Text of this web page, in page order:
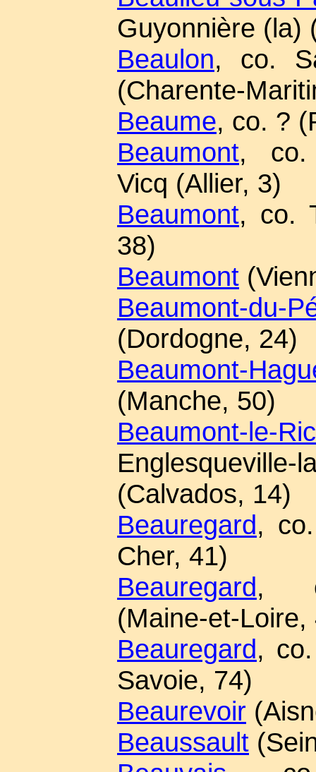
Guyonnière (la)
Beaulon, co.
(Charente-
Beaume, co. ?
Beaumont, co.
Vicq (Allier, 3)
Beaumont, co.
38)
Beaumont
Beaumont-du-
(Dordogne, 24)
Beaumont-
(Manche, 50)
Beaumont-le-
Englesqueville-
(Calvados, 14)
Beauregard,
Cher, 41)
Beauregard,
(Maine-et-Loire,
Beauregard,
Savoie, 74)
Beaurevoir
Beaussault